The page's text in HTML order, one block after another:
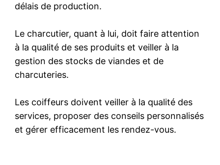
délais de production.
Le charcutier, quant à lui, doit faire attention
à la qualité de ses produits et veiller à la
gestion des stocks de viandes et de
charcuteries.
Les coiffeurs doivent veiller à la qualité des
services, proposer des conseils personnalisés
et gérer efficacement les rendez-vous.